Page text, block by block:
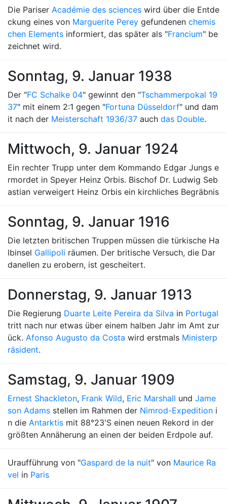
Die Pariser Académie des sciences wird über die Entde
ckung eines von Marguerite Perey gefundenen chemis
chen Elements informiert, das später als "Francium" be
zeichnet wird.
Sonntag, 9. Januar 1938
Der "FC Schalke 04" gewinnt den "Tschammerpokal 19
37" mit einem 2:1 gegen "Fortuna Düsseldorf" und dam
it nach der Meisterschaft 1936/37 auch das Double.
Mittwoch, 9. Januar 1924
Ein rechter Trupp unter dem Kommando Edgar Jungs e
rmordet in Speyer Heinz Orbis. Bischof Dr. Ludwig Seb
astian verweigert Heinz Orbis ein kirchliches Begräbnis
Sonntag, 9. Januar 1916
Die letzten britischen Truppen müssen die türkische Ha
lbinsel Gallipoli räumen. Der britische Versuch, die Dar
danellen zu erobern, ist gescheitert.
Donnerstag, 9. Januar 1913
Die Regierung Duarte Leite Pereira da Silva in Portugal
tritt nach nur etwas über einem halben Jahr im Amt zur
ück. Afonso Augusto da Costa wird erstmals Ministerp
räsident.
Samstag, 9. Januar 1909
Ernest Shackleton, Frank Wild, Eric Marshall und Jame
son Adams stellen im Rahmen der Nimrod-Expedition i
n die Antarktis mit 88°23'S einen neuen Rekord in der
größten Annäherung an einen der beiden Erdpole auf.
Uraufführung von "Gaspard de la nuit" von Maurice Ra
vel in Paris